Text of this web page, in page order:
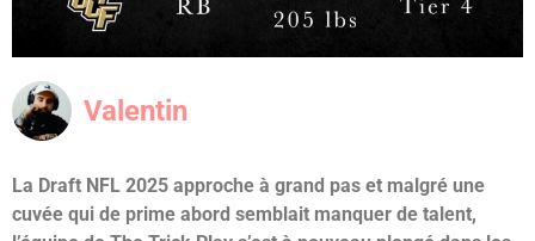
Valentin
La Draft NFL 2025 approche à grand pas et malgré une
cuvée qui de prime abord semblait manquer de talent,